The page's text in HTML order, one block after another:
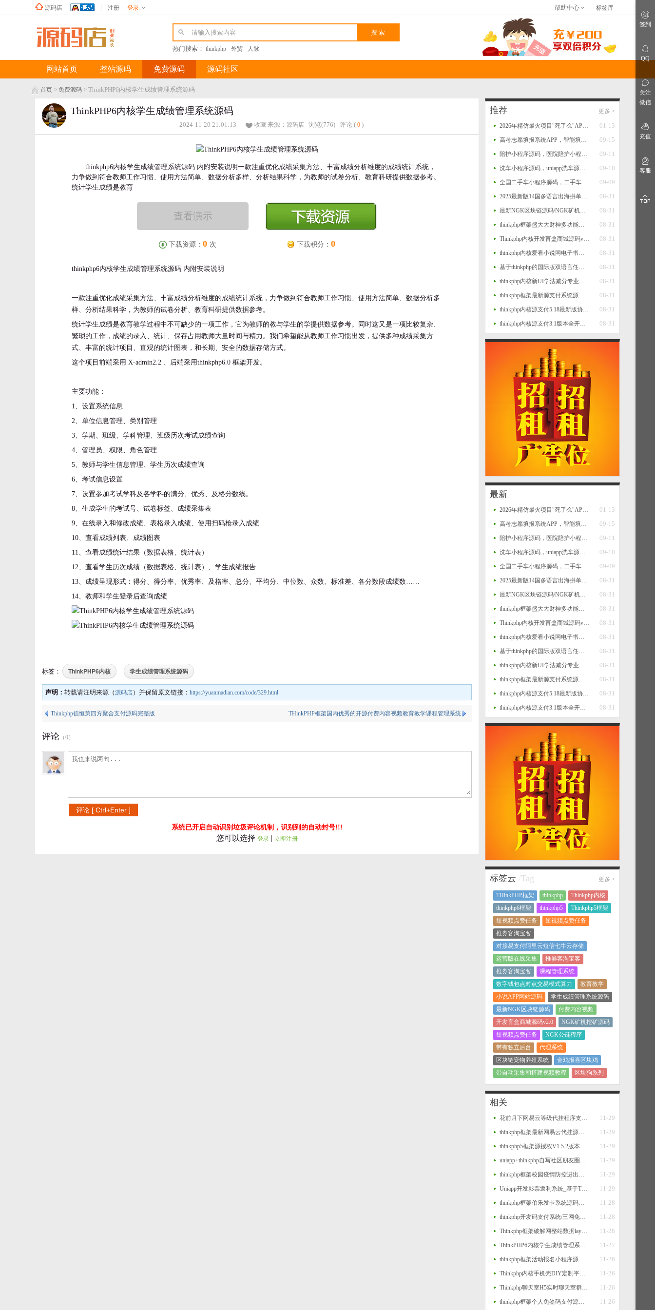
帮助中心
仿站建站
网站指南
网站公告
标签库
源码店 注册 登录
热门搜索： thinkphp 外贸 人脉
网站首页 整站源码 免费源码 源码社区
首页 > 免费源码 > ThinkPHP6内核学生成绩管理系统源码
更多 >
推荐
01-13
2026年精仿最火项目"死了么"APP开源源码
09-15
高考志愿填报系统APP，智能填报+一键填报，查大学、查专业、一分一段、院校对比等功能源码
09-11
陪护小程序源码，医院陪护小程序系统源码，支持多运营区，陪护师、推广者等完整闭环功能
09-10
洗车小程序源码，uniapp洗车源码，多门店洗车小程序源码
09-09
全国二手车小程序源码，二手车系统，二手车交易小程序源码，二手车销售小程序平台源码
08-31
2025最新版14国多语言出海拼单商城源码，国际多语言出海商城返佣产品自动匹配订单源码
08-31
最新NGK区块链源码/NGK矿机挖矿源码/NGK公链程序/数字钱包点对点交易模式/算力
08-31
thinkphp框架盛大大财神多功能完美运营微信+支付宝+银行卡+云闪付+抢单系统源码+完整数据完美运营级
08-31
Thinkphp内核开发盲盒商城源码v2.0 对接易支付/阿里云短信/七牛云存储
08-31
thinkphp内核爱看小说网电子书源码全站打包
08-31
基于thinkphp的国际版双语言任务点赞源码系统越南版脸书任务点赞系统源码
08-31
thinkphp内核新UI学法减分专业版34235道题库学法减分专业版小程序源码
08-31
thinkphp框架最新源支付系统源码 V7版全开源 免授权 附搭建教程
08-31
thinkphp内核源支付5.18最新版协议去授权全套三端开源源码_客户端+云端+监控+协议三网免挂免输入（全套版）
08-31
thinkphp内核源支付3.1版本全开源版+店员监控软件+手机监控APP源码
最新
01-13
2026年精仿最火项目"死了么"APP开源源码
09-15
高考志愿填报系统APP，智能填报+一键填报，查大学、查专业、一分一段、院校对比等功能源码
09-11
陪护小程序源码，医院陪护小程序系统源码，支持多运营区，陪护师、推广者等完整闭环功能
09-10
洗车小程序源码，uniapp洗车源码，多门店洗车小程序源码
09-09
全国二手车小程序源码，二手车系统，二手车交易小程序源码，二手车销售小程序平台源码
08-31
2025最新版14国多语言出海拼单商城源码，国际多语言出海商城返佣产品自动匹配订单源码
08-31
最新NGK区块链源码/NGK矿机挖矿源码/NGK公链程序/数字钱包点对点交易模式/算力
08-31
thinkphp框架盛大大财神多功能完美运营微信+支付宝+银行卡+云闪付+抢单系统源码+完整数据完美运营级
08-31
Thinkphp内核开发盲盒商城源码v2.0 对接易支付/阿里云短信/七牛云存储
08-31
thinkphp内核爱看小说网电子书源码全站打包
08-31
基于thinkphp的国际版双语言任务点赞源码系统越南版脸书任务点赞系统源码
08-31
thinkphp内核新UI学法减分专业版34235道题库学法减分专业版小程序源码
08-31
thinkphp框架最新源支付系统源码 V7版全开源 免授权 附搭建教程
08-31
thinkphp内核源支付5.18最新版协议去授权全套三端开源源码_客户端+云端+监控+协议三网免挂免输入（全套版）
08-31
thinkphp内核源支付3.1版本全开源版+店员监控软件+手机监控APP源码
更多 >
标签云 /Tag
THinkPHP框架 thinkphp
Thinkphp内核
thinkphp6框架
thinkphp5
Thinkphp5框架
短视频点赞任务
短视频点赞任务
推券客淘宝客
对接易支付阿里云短信七牛云存储
运营版在线采集
推券客淘宝客
推券客淘宝客
课程管理系统
数字钱包点对点交易模式算力
教育教学
小说APP网站源码
学生成绩管理系统源码
最新NGK区块链源码
付费内容视频
开发盲盒商城源码v2.0
NGK矿机挖矿源码
短视频点赞任务
NGK公链程序
带有独立后台
代理系统
区块链宠物养殖系统
金鸡报喜区块鸡
带自动采集和搭建视频教程
区块狗系列
相关
11-29
花前月下网易云等级代挂程序支持扫码登录
11-29
thinkphp框架最新网易云代挂源码每天300首
11-29
thinkphp5框架源授权V1.5.2版本-打造更专业的PHP域名授权系统
11-29
uniapp+thinkphp自写社区朋友圈程序源码
11-29
thinkphp框架校园疫情防控进出登记管理系统源码
11-29
Uniapp开发影票返利系统_基于Thinkphp后台_完美运营
11-28
thinkphp框架伯乐发卡系统源码二个版本
11-28
thinkphp开发码支付系统/三网免挂/微信金额免输入/源支付2.2/打造更专业的聚合免签支付系统
11-28
Thinkphp框架破解网整站数据layui版源码
11-27
ThinkPHP6内核学生成绩管理系统源码
11-26
thinkphp框架活动报名小程序源码 后台管理报名小程序源码
11-26
Thinkphp内核手机壳DIY定制平台源码
11-26
Thinkphp聊天室H5实时聊天室群聊聊天室自动分配账户完群组/私聊/禁言等功能/全开源运营版本
11-26
thinkphp框架个人免签码支付源码 监控APP
ThinkPHP6内核学生成绩管理系统源码
2024-11-20 21:01:13 收藏 来源： 源码店 浏览(776) 评论 ( 0 )
thinkphp6内核学生成绩管理系统源码 内附安装说明一款注重优化成绩采集方法、丰富成绩分析维度的成绩统计系统，
力争做到符合教师工作习惯、使用方法简单、数据分析多样、分析结果科学，为教师的试卷分析、教育科研提供数据参考。
统计学生成绩是教育
查看演示
下载资源： 0 次 下载积分： 0
thinkphp6内核学生成绩管理系统源码 内附安装说明
一款注重优化成绩采集方法、丰富成绩分析维度的成绩统计系统，力争做到符合教师工作习惯、使用方法简单、数据分析多
样、分析结果科学，为教师的试卷分析、教育科研提供数据参考。
统计学生成绩是教育教学过程中不可缺少的一项工作，它为教师的教与学生的学提供数据参考。同时这又是一项比较复杂、
繁琐的工作，成绩的录入、统计、保存占用教师大量时间与精力。我们希望能从教师工作习惯出发，提供多种成绩采集方
式、丰富的统计项目、直观的统计图表，和长期、安全的数据存储方式。
这个项目前端采用 X-admin2.2 、后端采用thinkphp6.0 框架开发。
主要功能：
1、设置系统信息
2、单位信息管理、类别管理
3、学期、班级、学科管理、班级历次考试成绩查询
4、管理员、权限、角色管理
5、教师与学生信息管理、学生历次成绩查询
6、考试信息设置
7、设置参加考试学科及各学科的满分、优秀、及格分数线。
8、生成学生的考试号、试卷标签、成绩采集表
9、在线录入和修改成绩、表格录入成绩、使用扫码枪录入成绩
10、查看成绩列表、成绩图表
11、查看成绩统计结果（数据表格、统计表）
12、查看学生历次成绩（数据表格、统计表）、学生成绩报告
13、成绩呈现形式：得分、得分率、优秀率、及格率、总分、平均分、中位数、众数、标准差、各分数段成绩数……
14、教师和学生登录后查询成绩
标签： ThinkPHP6内核 学生成绩管理系统源码
声明： 转载请注明来源（源码店）并保留原文链接： https://yuanmadian.com/code/329.html
THinkPHP框架国内优秀的开源付费内容视频教育教学课程管理系统
Thinkphp信恒第四方聚合支付源码完整版
评论 （0）
系统已开启自动识别垃圾评论机制，识别到的自动封号!!!
您可以选择 登录| 立即注册
签到
QQ
关注
微信
充值
客服